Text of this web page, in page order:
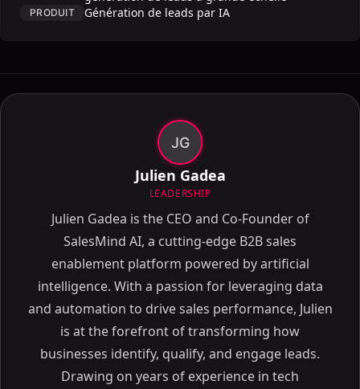
PRODUIT Génération de leads par IA
JG
Julien Gadea
LEADERSHIP
Julien Gadea is the CEO and Co-Founder of
SalesMind AI, a cutting-edge B2B sales
enablement platform powered by artificial
intelligence. With a passion for leveraging data
and automation to drive sales performance, Julien
is at the forefront of transforming how
businesses identify, qualify, and engage leads.
Drawing on years of experience in tech